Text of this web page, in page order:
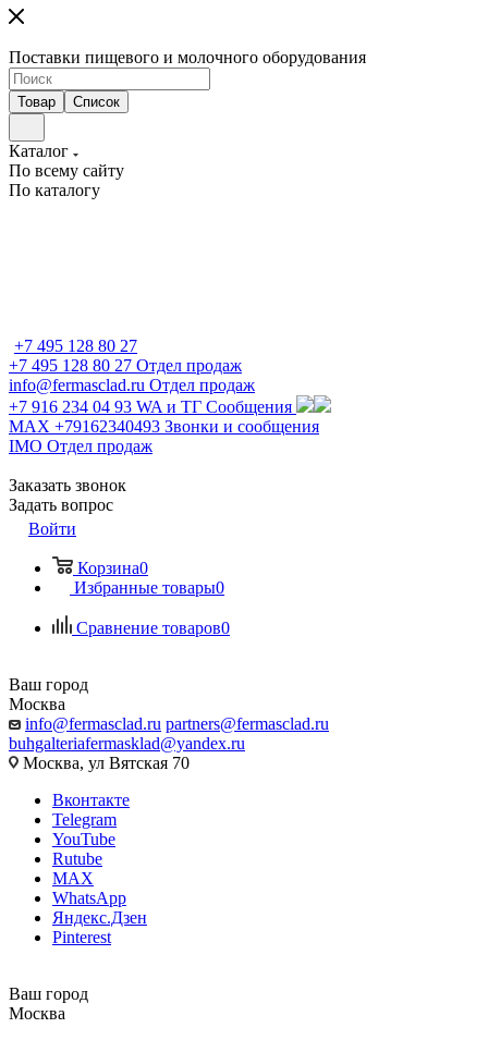
Поставки пищевого и молочного оборудования
Товар Список
Каталог
По всему сайту
По каталогу
+7 495 128 80 27
+7 495 128 80 27 Отдел продаж
info@fermasclad.ru Отдел продаж
+7 916 234 04 93 WA и ТГ Сообщения
MAX +79162340493 Звонки и сообщения
IMO Отдел продаж
Заказать звонок
Задать вопрос
Войти
Корзина0
Избранные товары0
Сравнение товаров0
Ваш город
Москва
info@fermasclad.ru partners@fermasclad.ru
buhgalteriafermasklad@yandex.ru
Москва, ул Вятская 70
Вконтакте
Telegram
YouTube
Rutube
MAX
WhatsApp
Яндекс.Дзен
Pinterest
Ваш город
Москва